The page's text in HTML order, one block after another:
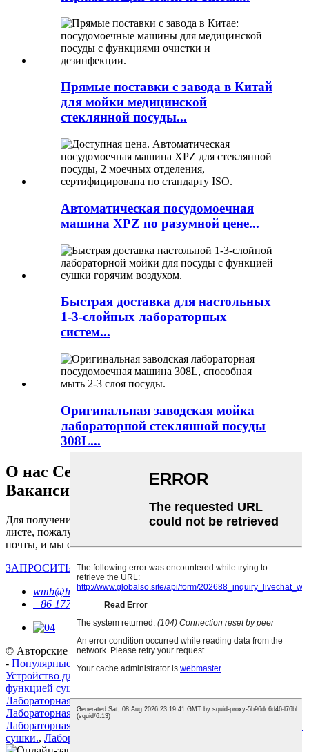
Прямые поставки с завода в Китай
для мойки медицинской
стеклянной посуды...
Автоматическая посудомоечная
машина XPZ по разумной цене...
Быстрая доставка для настольных
1-3-слойных лабораторных
систем...
Оригинальная заводская мойка
лабораторной стеклянной посуды
308L...
О нас Сеть продаж Контакты
Вакансии
Для получения информации о нашей продукции или прайс-
листе, пожалуйста, оставьте нам свой адрес электронной
почты, и мы свяжемся с вами в течение 24 часов.
ЗАПРОСИТЬ ИНФОРМАЦИЮ СЕЙЧАС
wmb@hzxpz.com
+86 17767179895
© Авторские права - 2010-2030: Все права защищены.
- Популярные товары - Карта сайта-
AMP Mobile
Устройство для промывки лабораторных пробирок с
функцией сушки.
Лабораторная машина для промывки пробирок с сушкой,
Лабораторная мерная колба для промывки с сушкой,
Лабораторная промывочная машина для пробирок с функцией
сушки., Лабораторная промывочная машина для пробирок